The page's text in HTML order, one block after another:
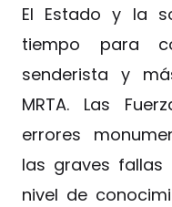
El Estado y la
tiempo para
senderista y
MRTA. Las
errores
las graves
nivel de